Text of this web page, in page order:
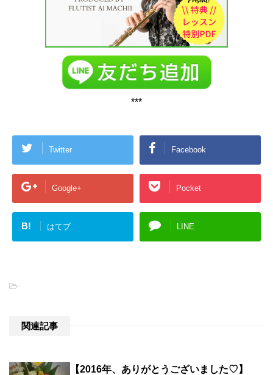
***
Twitter Facebook
Google+ Pocket
B! はてブ LINE
-
関連記事
【2016年、ありがとうございました♡】